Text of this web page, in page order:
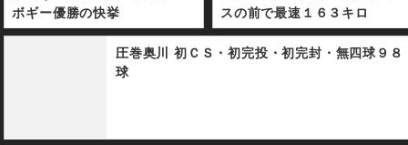
ボギー優勝の快挙
スの前で最速１６３キロ
圧巻奥川 初ＣＳ・初完投・初完封・無四球９８
球